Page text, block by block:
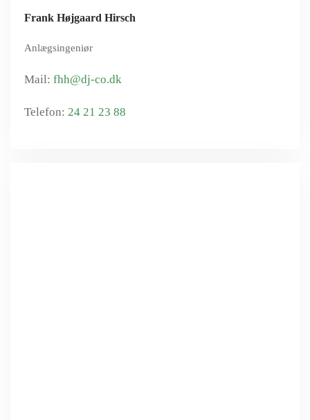
Frank Højgaard Hirsch
Anlægsingeniør
fhh@dj-co.dk
24 21 23 88